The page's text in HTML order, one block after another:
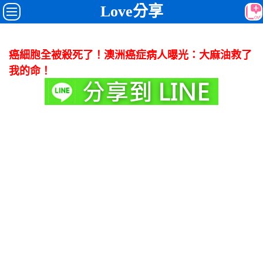
Love分享
癌細胞全被殺死了！澳洲癌症病人曝光：大麻油救了
我的命！